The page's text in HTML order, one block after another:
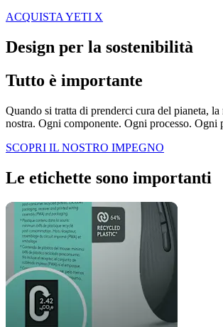
ACQUISTA YETI X
Design per la sostenibilità
Tutto è importante
Quando si tratta di prenderci cura del pianeta, la
nostra. Ogni componente. Ogni processo. Ogni
SCOPRI IL NOSTRO IMPEGNO
Le etichette sono importanti